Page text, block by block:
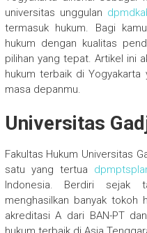
universitas unggulan
termasuk hukum. Bagi
hukum dengan kualitas
pilihan yang tepat. Artikel ini
hukum terbaik di Yogyakarta
masa depanmu.
Universitas
Fakultas Hukum Universitas
satu yang tertua
Indonesia. Berdiri sejak
menghasilkan banyak tokoh
akreditasi A dari BAN-PT